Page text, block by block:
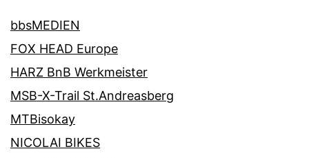
bbsMEDIEN
FOX HEAD Europe
HARZ BnB Werkmeister
MSB-X-Trail St.Andreasberg
MTBisokay
NICOLAI BIKES